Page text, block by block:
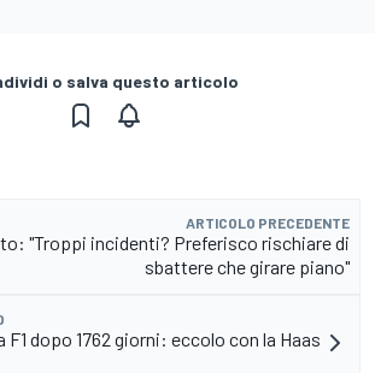
o salva questo articolo
ARTICOLO PRECEDENTE
"Troppi incidenti? Preferisco rischiare di
sbattere che girare piano"
F1 dopo 1762 giorni: eccolo con la Haas